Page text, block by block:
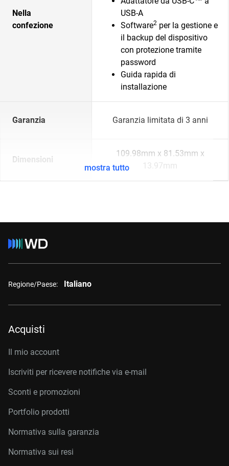
Nella
confezione
USB-A
Software2 per la gestione e
il backup del dispositivo
con protezione tramite
password
Guida rapida di
installazione
Garanzia Garanzia limitata di 3 anni
Dimensioni
109.98mm x 81.53mm x
13.97mm
mostra tutto
Regione/Paese: Italiano
Acquisti
Il mio account
Iscriviti per ricevere notifiche via e-mail
Sconti e promozioni
Portfolio prodotti
Normativa sulla garanzia
Normativa sui resi